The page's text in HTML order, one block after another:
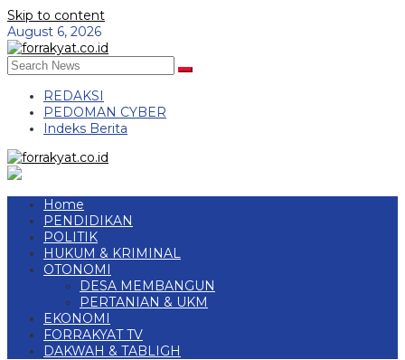
Skip to content
August 6, 2026
REDAKSI
PEDOMAN CYBER
Indeks Berita
Home
PENDIDIKAN
POLITIK
HUKUM & KRIMINAL
OTONOMI
DESA MEMBANGUN
PERTANIAN & UKM
EKONOMI
FORRAKYAT TV
DAKWAH & TABLIGH